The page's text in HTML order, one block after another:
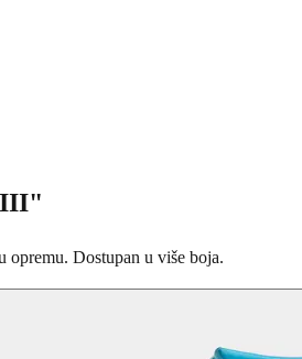
opremu. Dostupan u više boja.